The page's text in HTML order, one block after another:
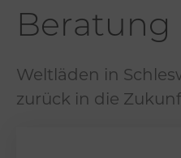
Beratung
Weltläden in
zurück in die